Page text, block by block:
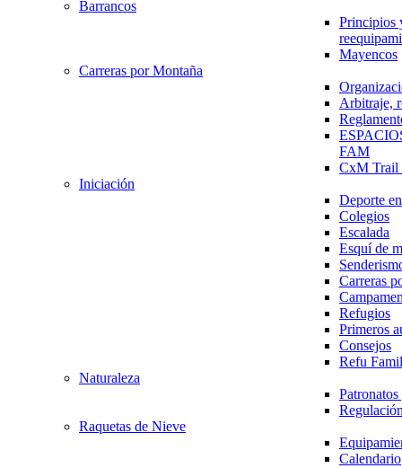
Barrancos
Principios
Mayencos
Carreras por Montaña
Arbitraje,
FAM
CxM
Iniciación
Deporte
Colegios
Escalada
Esquí de
Carreras
Refugios
Primeros
Consejos
Refu
Naturaleza
Raquetas de Nieve
Calendario